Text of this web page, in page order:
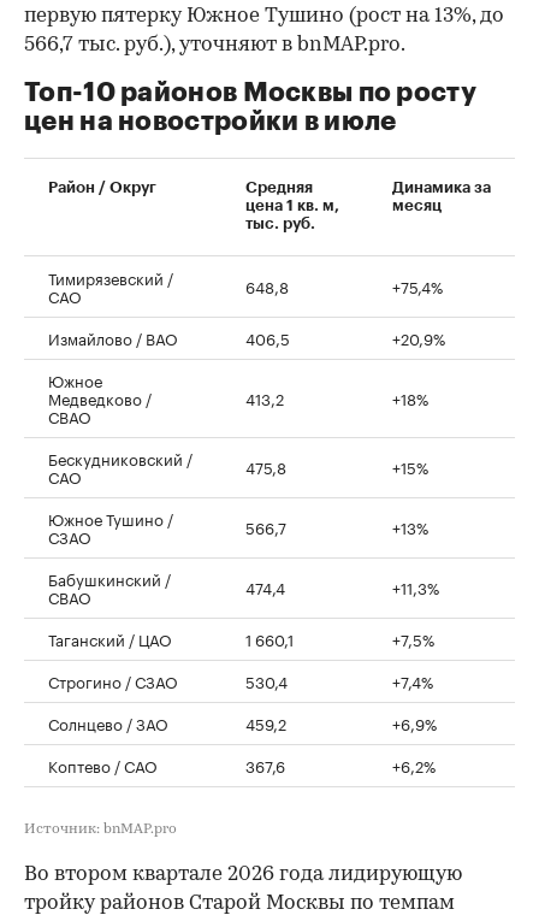
00:00 / 00:00
первую пятерку Южное Тушино (рост на 13%, до
566,7 тыс. руб.), уточняют в bnMAP.pro.
Топ-10 районов Москвы по росту
цен на новостройки в июле
Район / Округ
Средняя
цена 1 кв. м,
тыс. руб.
Динамика за
месяц
Тимирязевский /
САО 648,8 +75,4%
Измайлово / ВАО 406,5
+20,9%
Южное
Медведково /
СВАО
413,2 +18%
Бескудниковский /
САО 475,8 +15%
Южное Тушино /
СЗАО 566,7 +13%
Бабушкинский /
СВАО 474,4 +11,3%
Таганский / ЦАО 1 660,1
+7,5%
Строгино / СЗАО
530,4
+7,4%
Солнцево / ЗАО
459,2
+6,9%
Коптево / САО
367,6 +6,2%
Источник: bnMAP.pro
Во втором квартале 2026 года лидирующую
тройку районов Старой Москвы по темпам